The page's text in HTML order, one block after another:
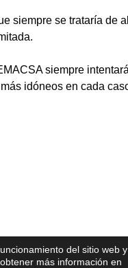
siempre se trataría de
siempre
idóneos en cada
del sitio web y
más información en